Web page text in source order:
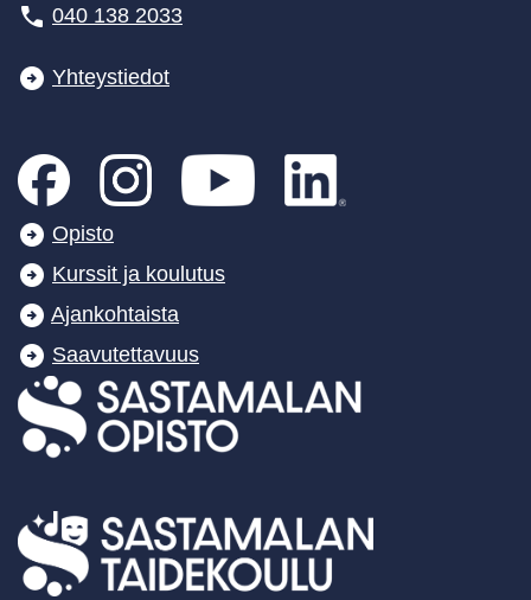
040 138 2033
Yhteystiedot
Opisto
Kurssit ja koulutus
Ajankohtaista
Saavutettavuus